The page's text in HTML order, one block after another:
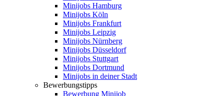
Minijobs Hamburg
Minijobs Köln
Minijobs Frankfurt
Minijobs Leipzig
Minijobs Nürnberg
Minijobs Düsseldorf
Minijobs Stuttgart
Minijobs Dortmund
Minijobs in deiner Stadt
Bewerbungstipps
Bewerbung Minijob